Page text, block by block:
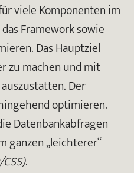
viele Komponenten im
Framework sowie
Das Hauptziel
zu machen und mit
Der
optimieren.
Datenbankabfragen
ganzen „leichterer“
.